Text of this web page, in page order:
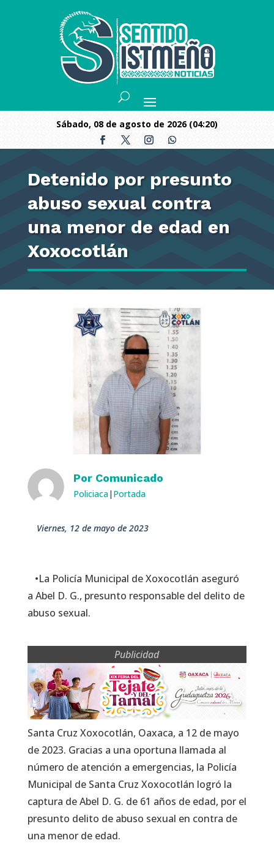
sábado, 08 de agosto de 2026 (04:20)
Detenido por presunto
abuso sexual contra
una menor de edad en
Xoxocotlán
Por Comunicado
Policiaca| Portada
viernes, 12 de mayo de 2023
•La Policía Municipal de Xoxocotlán aseguró
a Abel D. G., presunto responsable del delito de
abuso sexual.
Publicidad
Santa Cruz Xoxocotlán, Oaxaca, a 12 de mayo
de 2023. Gracias a una oportuna llamada al
número de atención a emergencias, la Policía
Municipal de Santa Cruz Xoxocotlán logró la
captura de Abel D. G. de 61 años de edad, por el
presunto delito de abuso sexual en contra de
una menor de edad.